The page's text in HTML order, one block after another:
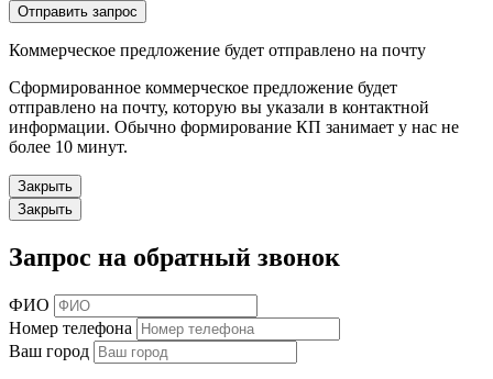
Отправить запрос
Коммерческое предложение будет отправлено на почту
Сформированное коммерческое предложение будет
отправлено на почту, которую вы указали в контактной
информации. Обычно формирование КП занимает у нас не
более 10 минут.
Закрыть
Закрыть
Запрос на обратный звонок
ФИО
Номер телефона
Ваш город